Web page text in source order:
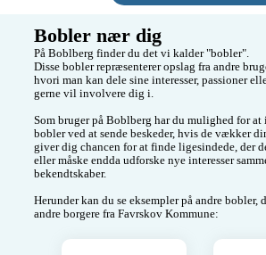
Bobler nær dig
På Boblberg finder du det vi kalder "bobler".
Disse bobler repræsenterer opslag fra andre
hvori man kan dele sine interesser, passioner
gerne vil involvere dig i.
Som bruger på Boblberg har du mulighed for at
bobler ved at sende beskeder, hvis de vækker
giver dig chancen for at finde ligesindede, der
eller måske endda udforske nye interesser
bekendtskaber.
Herunder kan du se eksempler på andre bobler,
andre borgere fra Favrskov Kommune: